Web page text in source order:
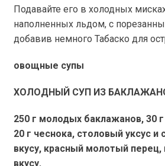
Подавайте его в холодных
наполненных льдом, с
добавив немного Табаско для
овощные супы
ХОЛОДНЫЙ СУП ИЗ
250 г молодых баклажанов,30 г
20 г чеснока, столовый уксус и
вкусу, красный молотый перец,
вкусу.